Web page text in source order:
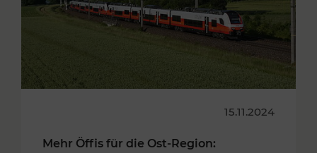
15.11.2024
Mehr Öffis für die Ost-Region: